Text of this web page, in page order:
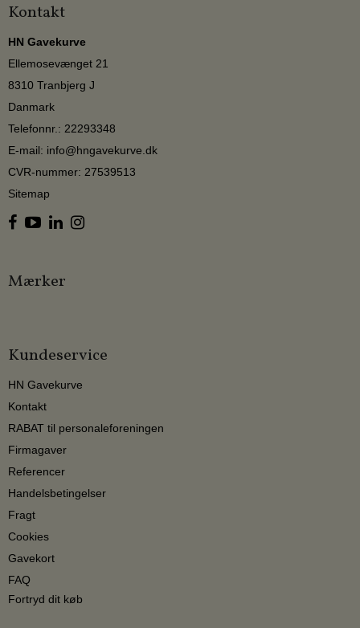
Kontakt
HN Gavekurve
Ellemosevænget 21
8310 Tranbjerg J
Danmark
Telefonnr.: 22293348
E-mail: info@hngavekurve.dk
CVR-nummer: 27539513
Sitemap
Mærker
Kundeservice
HN Gavekurve
Kontakt
RABAT til personaleforeningen
Firmagaver
Referencer
Handelsbetingelser
Fragt
Cookies
Gavekort
FAQ
Fortryd dit køb